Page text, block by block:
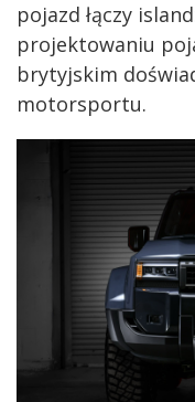
pojazd łączy
projektowaniu
brytyjskim
motorsportu.